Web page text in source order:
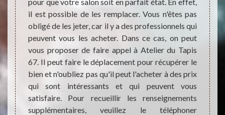
est
est
Ce
le
des
son
il est possible de les remplacer. Vous n'êtes pas
obligé de les jeter, car il y a des professionnels qui
peuvent vous les acheter. Dans ce cas, on peut
vous proposer de faire appel à Atelier du Tapis
67. Il peut faire le déplacement pour récupérer le
bien et n'oubliez pas qu'il peut l'acheter à des prix
qui sont intéressants et qui peuvent vous
satisfaire. Pour recueillir les renseignements
supplémentaires, veuillez le téléphoner
cas,
en la
sont
aussi